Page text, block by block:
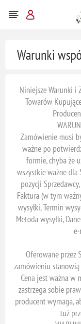
Warunki
Niniejsze Warunki i
Towarów
Zamówienie musi
ważne po
formie, chyba że
wszystkie ważne dla
pozycji
Faktura (w tym
wysyłki, Termin
Metoda wysyłki,
Oferowane przez
zamówieniu
Cena jest ważna w
zastrzega sobie
producent wymaga,
tuż